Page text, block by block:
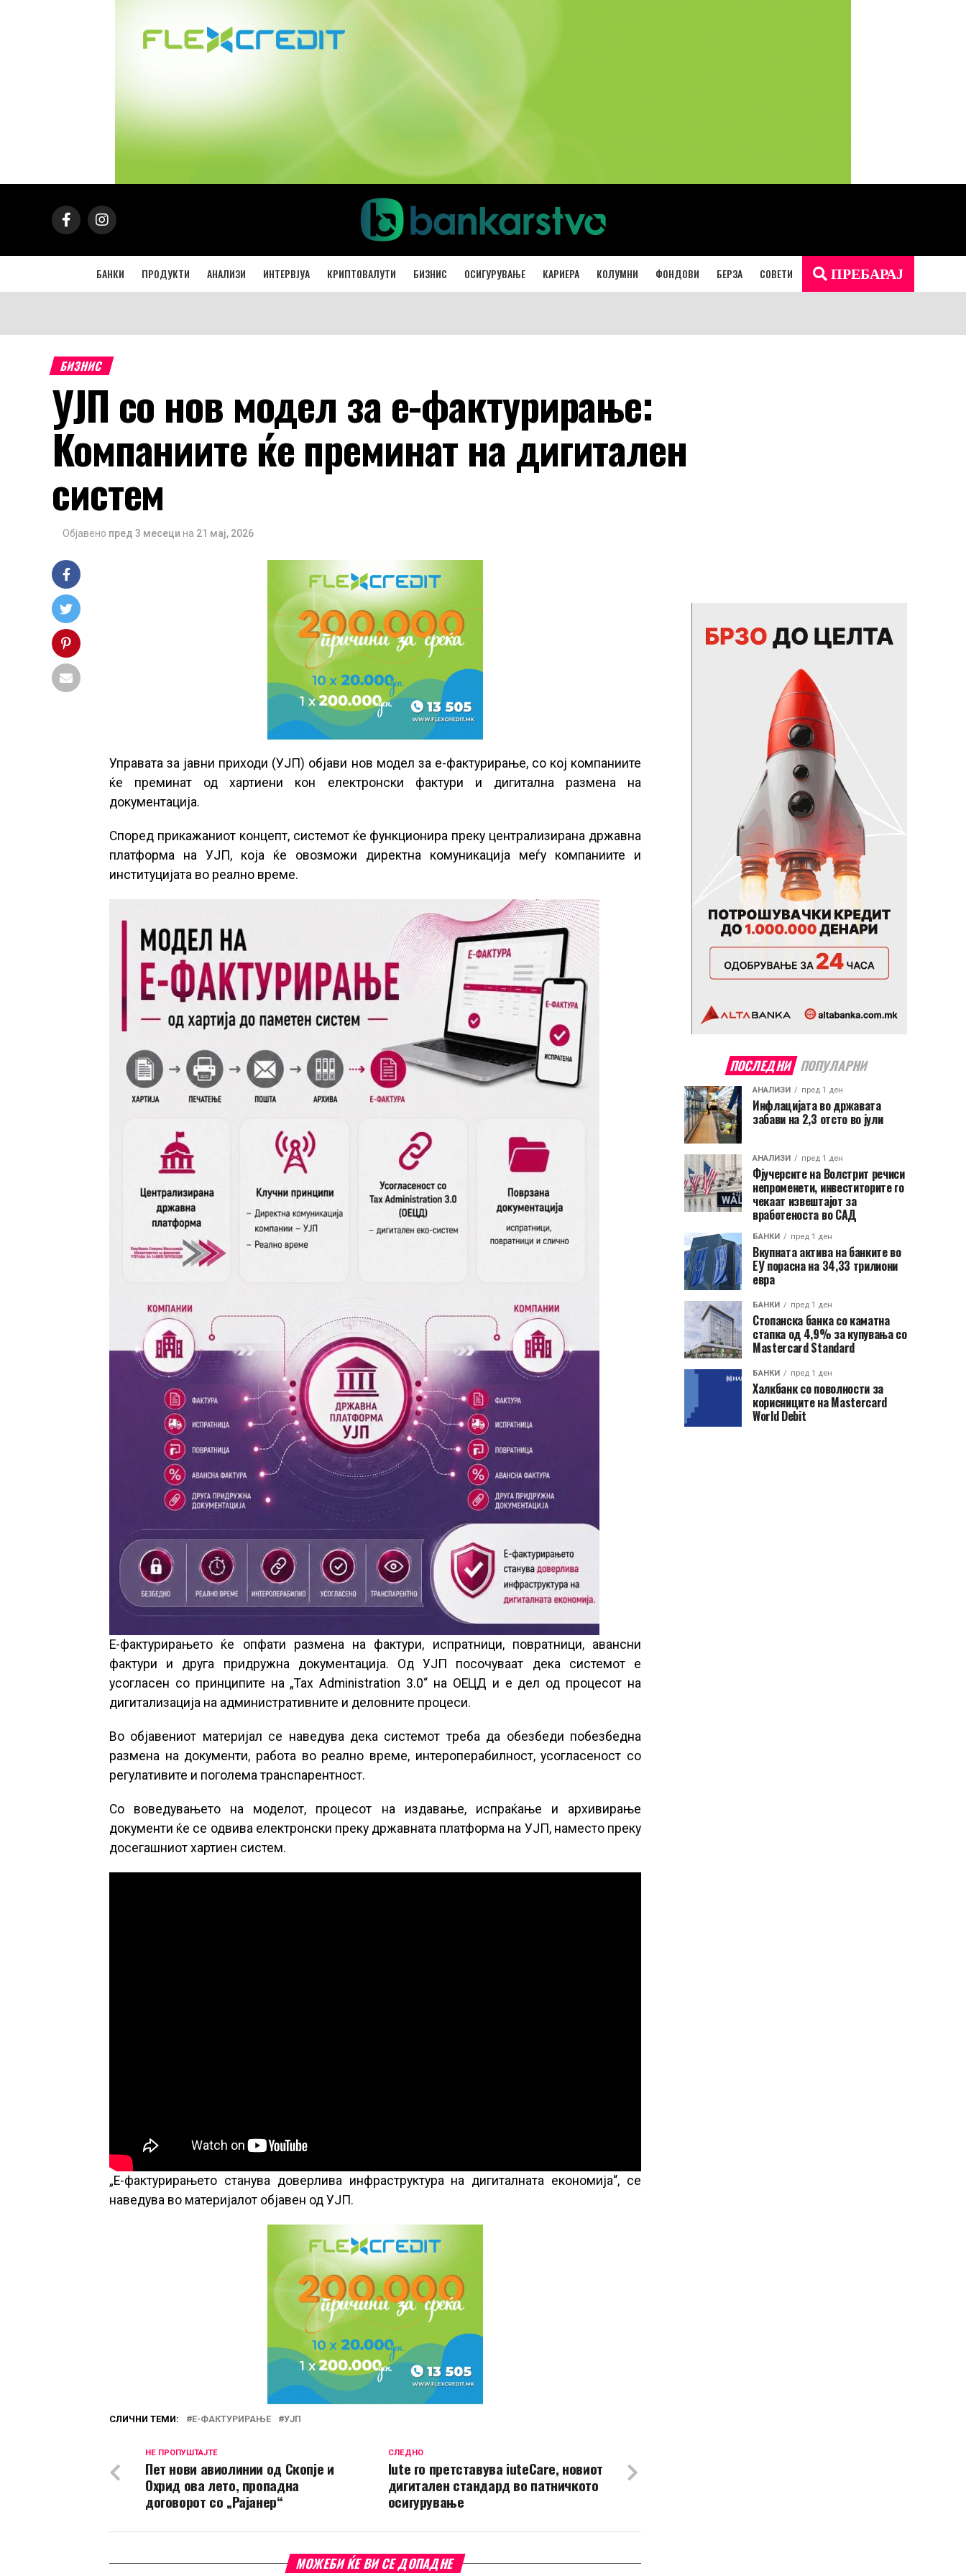
БАНКИ ПРОДУКТИ АНАЛИЗИ ИНТЕРВЈУА КРИПТОВАЛУТИ БИЗНИС ОСИГУРУВАЊЕ КАРИЕРА КОЛУМНИ ФОНДОВИ БЕРЗА СОВЕТИ ПРЕБАРАЈ
БИЗНИС
УЈП со нов модел за е-фактурирање:
Компаниите ќе преминат на дигитален
систем
Објавено пред 3 месеци на 21 мај, 2026
Управата за јавни приходи (УЈП) објави нов модел за е-фактурирање, со кој компаниите
ќе преминат од хартиени кон електронски фактури и дигитална размена на
документација.
Според прикажаниот концепт, системот ќе функционира преку централизирана државна
платформа на УЈП, која ќе овозможи директна комуникација меѓу компаниите и
институцијата во реално време.
Е-фактурирањето ќе опфати размена на фактури, испратници, повратници, авансни
фактури и друга придружна документација. Од УЈП посочуваат дека системот е
усогласен со принципите на „Tax Administration 3.0“ на ОЕЦД и е дел од процесот на
дигитализација на административните и деловните процеси.
Во објавениот материјал се наведува дека системот треба да обезбеди побезбедна
размена на документи, работа во реално време, интероперабилност, усогласеност со
регулативите и поголема транспарентност.
Со воведувањето на моделот, процесот на издавање, испраќање и архивирање
документи ќе се одвива електронски преку државната платформа на УЈП, наместо преку
досегашниот хартиен систем.
„Е-фактурирањето станува доверлива инфраструктура на дигиталната економија“, се
наведува во материјалот објавен од УЈП.
СЛИЧНИ ТЕМИ: Е-ФАКТУРИРАЊЕ УЈП
СЛЕДНО
Iute го претставува iuteCare, новиот
дигитален стандард во патничкото
осигурување
НЕ ПРОПУШТАЈТЕ
Пет нови авиолинии од Скопје и
Охрид ова лето, пропадна
договорот со „Рајанер“
МОЖЕБИ ЌЕ ВИ СЕ ДОПАДНЕ
ПОСЛЕДНИ ПОПУЛАРНИ
АНАЛИЗИ пред 1 ден
Инфлацијата во државата
забави на 2,3 отсто во јули
АНАЛИЗИ пред 1 ден
Фјучерсите на Волстрит речиси
непроменети, инвеститорите го
чекаат извештајот за
вработеноста во САД
БАНКИ пред 1 ден
Вкупната актива на банките во
ЕУ порасна на 34,33 трилиони
евра
БАНКИ пред 1 ден
Стопанска банка со каматна
стапка од 4,9% за купувања со
Mastercard Standard
БАНКИ пред 1 ден
Халкбанк со поволности за
корисниците на Mastercard
World Debit